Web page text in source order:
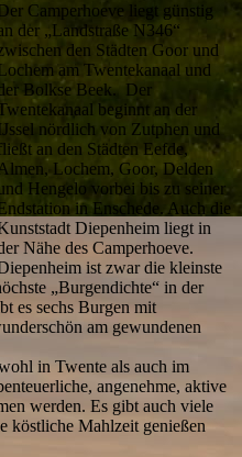
Camperhoeve liegt günstig
der „Landstraße N346“
den Städten Goor und
am Twentekanaal und
Bolkse Beek. Der
beginnt an der
IJssel nördlich von Zutphen und
an den Städten Eefde,
Lochem, Goor, Delden
Hengelo vorbei bis zu seiner
Endstation in Enschede. Auch die
Diepenheim liegt in
Nähe des Camperhoeve.
ist zwar die kleinste
„Burgendichte“ in der
es sechs Burgen mit
am gewundenen
in Twente als auch im
angenehme, aktive
werden. Es gibt auch viele
köstliche Mahlzeit genießen